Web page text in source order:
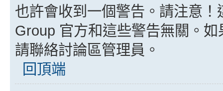
也許會收到一個警告。請注意
Group 官方和這些警告無關。
請聯絡討論區管理員。
回頂端